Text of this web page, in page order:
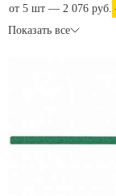
от 5 шт — 2 076 руб.
Показать все